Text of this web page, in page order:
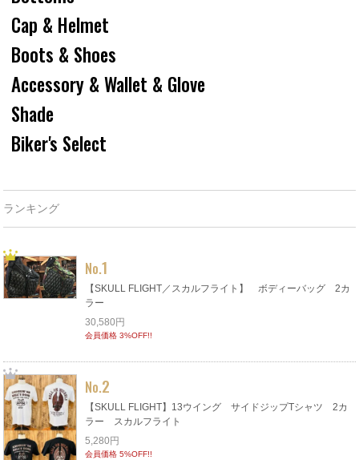
Cap & Helmet
Boots & Shoes
Accessory & Wallet & Glove
Shade
Biker's Select
ランキング
No.1
【SKULL FLIGHT／スカルフライト】 ボディーバッグ 2カ
ラー
30,580円
会員価格 3%OFF!!
No.2
【SKULL FLIGHT】13ウイング サイドジップTシャツ 2カ
ラー スカルフライト
5,280円
会員価格 5%OFF!!